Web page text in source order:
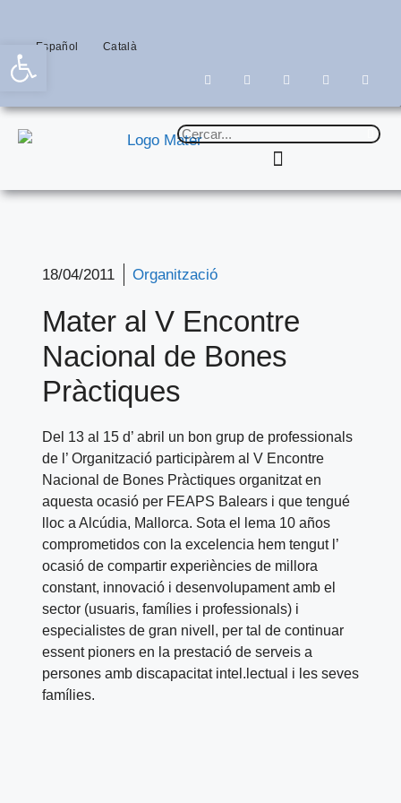
Español Català
18/04/2011 Organització
Mater al V Encontre
Nacional de Bones
Pràctiques
Del 13 al 15 d’ abril un bon grup de professionals
de l’ Organització participàrem al V Encontre
Nacional de Bones Pràctiques organitzat en
aquesta ocasió per FEAPS Balears i que tengué
lloc a Alcúdia, Mallorca. Sota el lema 10 años
comprometidos con la excelencia hem tengut l’
ocasió de compartir experiències de millora
constant, innovació i desenvolupament amb el
sector (usuaris, famílies i professionals) i
especialistes de gran nivell, per tal de continuar
essent pioners en la prestació de serveis a
persones amb discapacitat intel.lectual i les seves
famílies.
Obre la barra d'eines